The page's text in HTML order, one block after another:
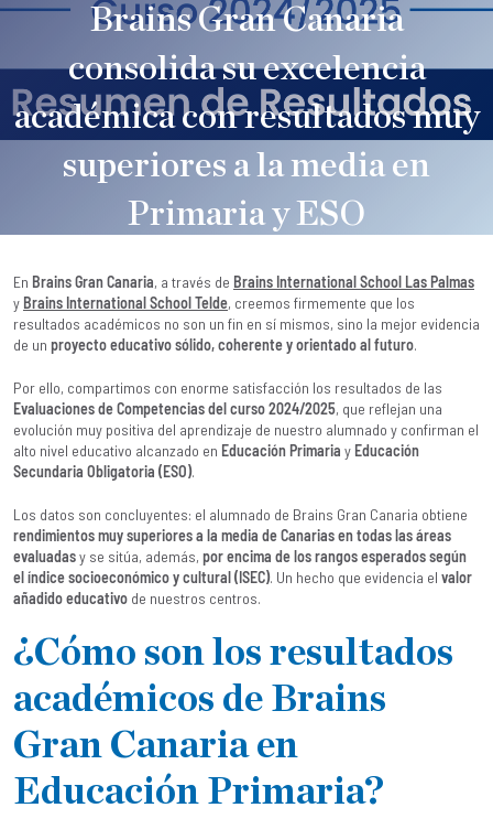
Brains Gran Canaria
consolida su excelencia
académica con resultados muy
superiores a la media en
Primaria y ESO
En Brains Gran Canaria, a través de Brains International School Las Palmas
y Brains International School Telde, creemos firmemente que los
resultados académicos no son un fin en sí mismos, sino la mejor evidencia
de un proyecto educativo sólido, coherente y orientado al futuro.
Por ello, compartimos con enorme satisfacción los resultados de las
Evaluaciones de Competencias del curso 2024/2025, que reflejan una
evolución muy positiva del aprendizaje de nuestro alumnado y confirman el
alto nivel educativo alcanzado en Educación Primaria y Educación
Secundaria Obligatoria (ESO).
Los datos son concluyentes: el alumnado de Brains Gran Canaria obtiene
rendimientos muy superiores a la media de Canarias en todas las áreas
evaluadasy se sitúa, además, por encima de los rangos esperados según
el índice socioeconómico y cultural (ISEC). Un hecho que evidencia el valor
añadido educativo de nuestros centros.
¿Cómo son los resultados
académicos de Brains
Gran Canaria en
Educación Primaria?